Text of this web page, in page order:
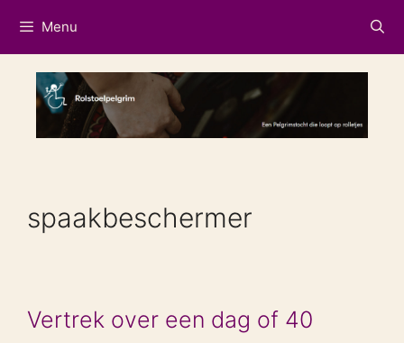
naar
de
inhoud
Menu
spaakbeschermer
Vertrek over een dag of 40